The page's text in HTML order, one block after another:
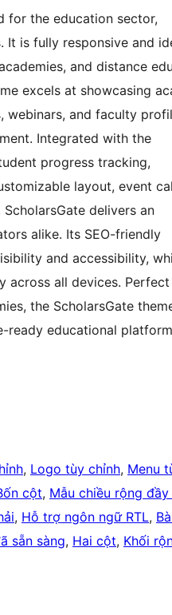
for the education sector,
It is fully responsive and
and distance
excels at showcasing
webinars, and faculty
Integrated with the
progress tracking,
layout, event
delivers an
alike. Its SEO-friendly
and accessibility,
across all devices.
the ScholarsGate
ready educational platform
, Logo tùy chỉnh, Menu
cột, Mẫu chiều rộng đầy
, Hỗ trợ ngôn ngữ RTL,
sẵn sàng, Hai cột, Khối